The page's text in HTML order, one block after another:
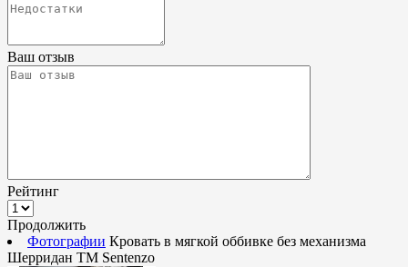
Ваш отзыв
Рейтинг
Продолжить
Фотографии Кровать в мягкой оббивке без механизма
Шерридан ТМ Sentenzo